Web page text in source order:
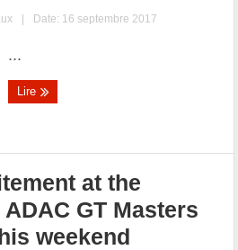
| Date: 16 septembre 2017
...
Lire
at the
GT Masters
weekend